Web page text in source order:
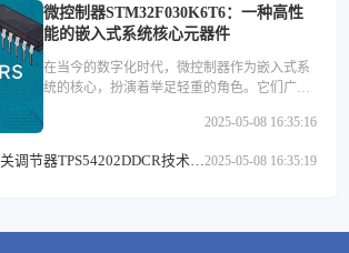
微控制器STM32F030K6T6：一种高性
能的嵌入式系统核心元器件
在当今的数字化时代，微控制器作为嵌入式系
统的核心，扮演着举足轻重的角色。它们广泛
类电子产品以及通信设备等多个领域。在这些
功耗和丰富的外设接口等特点，成为了众多开
2025-05-08 16:35:16
调节器TPS54202DDCR技术特2025-05-08 16:35:19